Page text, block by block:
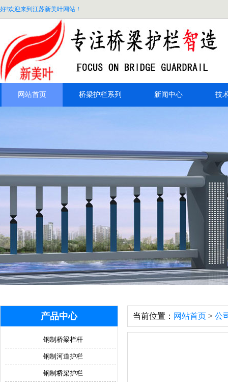
好!欢迎来到江苏新美叶网站！
网站首页 桥梁护栏系列 新闻中心 技
当前位置： 网站首页 > 公
产品中心
钢制桥梁栏杆
钢制河道护栏
钢制桥梁护栏